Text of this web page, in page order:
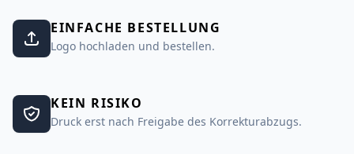
EINFACHE BESTELLUNG
Logo hochladen und bestellen.
KEIN RISIKO
Druck erst nach Freigabe des Korrekturabzugs.